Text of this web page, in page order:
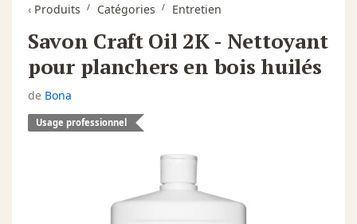
‹ Produits Catégories Entretien
Savon Craft Oil 2K - Nettoyant
pour planchers en bois huilés
de Bona
Usage professionnel